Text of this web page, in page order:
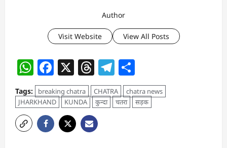
Author
Visit Website View All Posts
WhatsApp
Facebook
X Threads
Telegram
Tags: breaking chatra CHATRA
chatra news
JHARKHAND
KUNDA कुन्दा चतरा सड़क